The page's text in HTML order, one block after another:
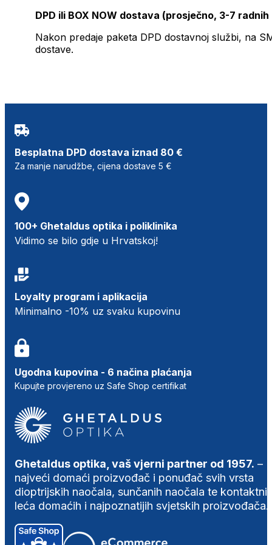
DPD ili BOX NOW dostava (prosječno, 3-7 radnih
Nakon predaje paketa DPD dostavnoj službi, na
dostave.
Besplatna DPD dostava iznad 80 €
Za manje narudžbe, cijena dostave 5 €
100+ Ghetaldus optika i poliklinika
Vidimo se bilo gdje u Hrvatskoj!
Loyalty program i aplikacija
Minimalno -10% uz svaku kupovinu
Ugodna kupovina - 6 načina plaćanja
Kupujte provjereno uz Safe Shop certifikat
Ghetaldus optika, vaš vjerni partner od 1957. –
najveći domaći proizvođač i ponuđač svih vrsta
dioptrijskih naočala, sunčanih naočala te
leća domaćih i najpoznatijih svjetskih proizvođača.